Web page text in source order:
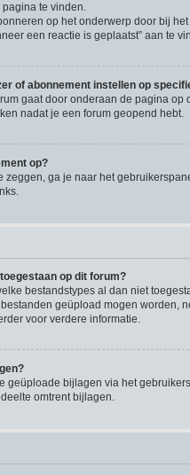
te vinden.
op het onderwerp door bij
een reactie is geplaatst” aan te
of abonnement instellen op
gaat door onderaan de pagina op
nadat je een forum geopend hebt.
op?
zeggen, ga je naar het
op dit forum?
bestandstypes al dan niet
geüpload mogen worden,
voor verdere informatie.
geüploade bijlagen via het
omtrent bijlagen.